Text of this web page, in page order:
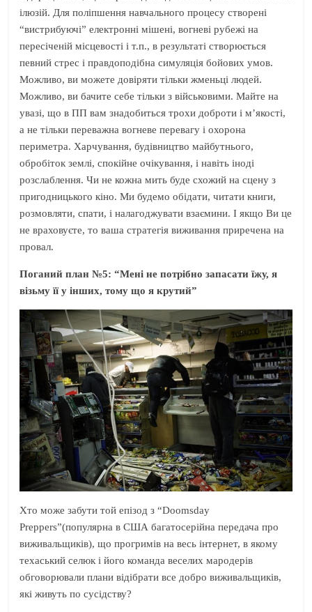
ілюзій. Для поліпшення навчального процесу створені
“вистрибуючі” електронні мішені, вогневі рубежі на
пересіченій місцевості і т.п., в результаті створюється
певний стрес і правдоподібна симуляція бойових умов.
Можливо, ви можете довіряти тільки жменьці людей.
Можливо, ви бачите себе тільки з військовими. Майте на
увазі, що в ПП вам знадобиться трохи доброти і м’якості,
а не тільки переважна вогневе перевагу і охорона
периметра. Харчування, будівництво майбутнього,
обробіток землі, спокійне очікування, і навіть іноді
розслаблення. Чи не кожна мить буде схожий на сцену з
пригодницького кіно. Ми будемо обідати, читати книги,
розмовляти, спати, і налагоджувати взаємини. І якщо Ви це
не враховуєте, то ваша стратегія виживання приречена на
провал.
Поганий план №5: “Мені не потрібно запасати їжу, я
візьму її у інших, тому що я крутий”
Хто може забути той епізод з “Doomsday
Preppers”(популярна в США багатосерійна передача про
виживальщиків), що прогримів на весь інтернет, в якому
техаський селюк і його команда веселих мародерів
обговорювали плани відібрати все добро виживальщиків,
які живуть по сусідству?